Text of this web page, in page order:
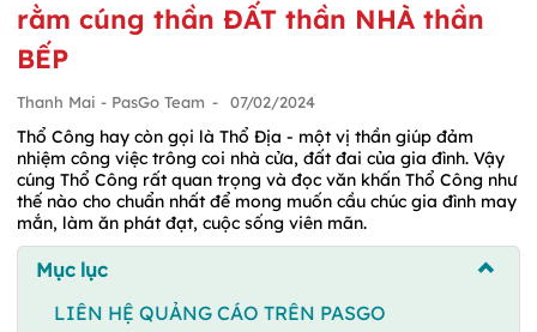
rằm cúng thần ĐẤT thần NHÀ thần
BẾP
Thanh Mai - PasGo Team - 07/02/2024
Thổ Công hay còn gọi là Thổ Địa - một vị thần giúp đảm
nhiệm công việc trông coi nhà cửa, đất đai của gia đình. Vậy
cúng Thổ Công rất quan trọng và đọc văn khấn Thổ Công như
thế nào cho chuẩn nhất để mong muốn cầu chúc gia đình may
mắn, làm ăn phát đạt, cuộc sống viên mãn.
Mục lục
LIÊN HỆ QUẢNG CÁO TRÊN PASGO